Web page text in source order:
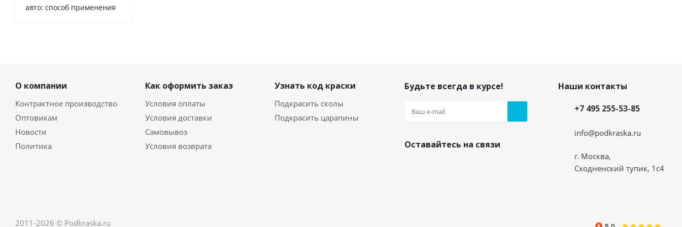
авто: способ применения
О компании
Контрактное производство
Оптовикам
Новости
Политика
Как оформить заказ
Условия оплаты
Условия доставки
Самовывоз
Условия возврата
Узнать код краски
Подкрасить сколы
Подкрасить царапины
Будьте всегда в курсе!
Оставайтесь на связи
Наши контакты
+7 495 255-53-85
info@podkraska.ru
г. Москва,
Сходненский тупик, 1с4
2011-2026 © Podkraska.ru